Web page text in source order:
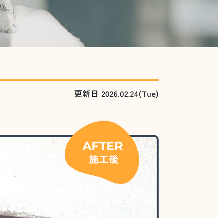
更新日 2026.02.24(Tue)